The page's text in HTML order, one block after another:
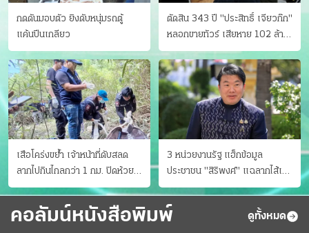
กดดันมอบตัว ยิงดับหนุ่มรถตู้
แค้นปีนเกลียว
ตัดสิน 343 ปี "ประสิทธิ์ เจียวก๊ก"
หลอกขายทัวร์ เสียหาย 102 ล้าน
มีเหยื่อ 173 คน
เสือโคร่งขย้ำ เจ้าหน้าที่ดับสลด
ลากไปกินไกลกว่า 1 กม. ปิดห้วย
ขาแข้งชั่วคราว
3 หน่วยงานรัฐ แฮ็กข้อมูล
ประชาชน "สิริพงศ์" แฉลากไส้เอง
"หนู" กอด "หนิม" สยบลือ
คอลัมน์หนังสือพิมพ์ ดูทั้งหมด